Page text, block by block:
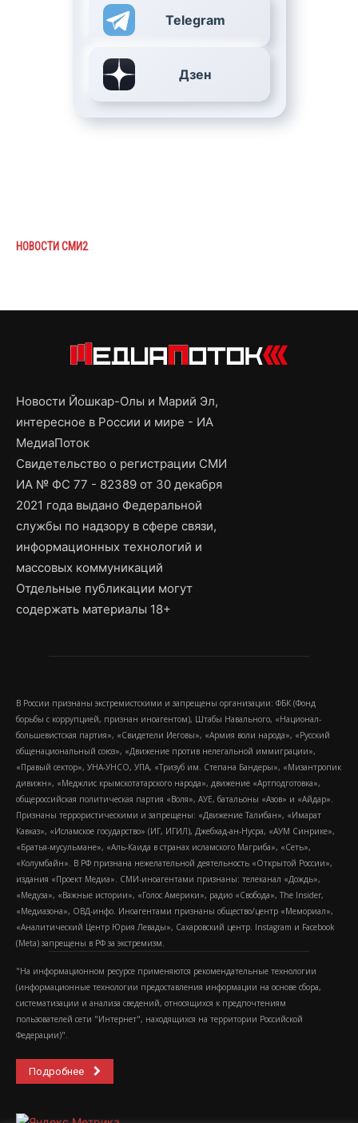
Telegram
Дзен
НОВОСТИ СМИ2
Новости Йошкар-Олы и Марий Эл,
интересное в России и мире - ИА
МедиаПоток
Свидетельство о регистрации СМИ
ИА № ФС 77 - 82389 от 30 декабря
2021 года выдано Федеральной
службы по надзору в сфере связи,
информационных технологий и
массовых коммуникаций
Отдельные публикации могут
содержать материалы 18+
В России признаны экстремистскими и запрещены организации: ФБК (Фонд
борьбы с коррупцией, признан иноагентом), Штабы Навального, «Национал-
большевистская партия», «Свидетели Иеговы», «Армия воли народа», «Русский
общенациональный союз», «Движение против нелегальной иммиграции»,
«Правый сектор», УНА-УНСО, УПА, «Тризуб им. Степана Бандеры», «Мизантропик
дивижн», «Меджлис крымскотатарского народа», движение «Артподготовка»,
общероссийская политическая партия «Воля», АУЕ, батальоны «Азов» и «Айдар».
Признаны террористическими и запрещены: «Движение Талибан», «Имарат
Кавказ», «Исламское государство» (ИГ, ИГИЛ), Джебхад-ан-Нусра, «АУМ Синрике»,
«Братья-мусульмане», «Аль-Каида в странах исламского Магриба», «Сеть»,
«Колумбайн». В РФ признана нежелательной деятельность «Открытой России»,
издания «Проект Медиа». СМИ-иноагентами признаны: телеканал «Дождь»,
«Медуза», «Важные истории», «Голос Америки», радио «Свобода», The Insider,
«Медиазона», ОВД-инфо. Иноагентами признаны общество/центр «Мемориал»,
«Аналитический Центр Юрия Левады», Сахаровский центр. Instagram и Facebook
(Metа) запрещены в РФ за экстремизм.
"На информационном ресурсе применяются рекомендательные технологии
(информационные технологии предоставления информации на основе сбора,
систематизации и анализа сведений, относящихся к предпочтениям
пользователей сети "Интернет", находящихся на территории Российской
Федерации)".
Подробнее